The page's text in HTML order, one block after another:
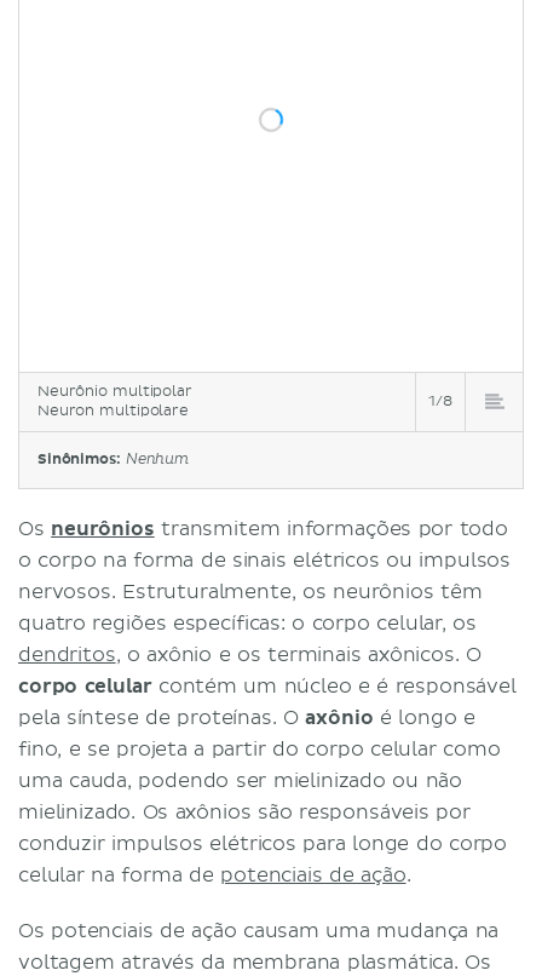
Neurônio multipolar
Neuron multipolare
1/8
Sinônimos: Nenhum
Os neurônios transmitem informações por todo
o corpo na forma de sinais elétricos ou impulsos
nervosos. Estruturalmente, os neurônios têm
quatro regiões específicas: o corpo celular, os
dendritos, o axônio e os terminais axônicos. O
corpo celularcontém um núcleo e é responsável
pela síntese de proteínas. Oaxônio é longo e
fino, e se projeta a partir do corpo celular como
uma cauda, podendo ser mielinizado ou não
mielinizado. Os axônios são responsáveis ​​por
conduzir impulsos elétricos para longe do corpo
celular na forma de potenciais de ação.
Os potenciais de ação causam uma mudança na
voltagem através da membrana plasmática. Os